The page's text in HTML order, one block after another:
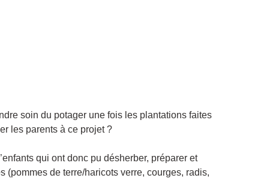
soin du potager une fois les plantations faites
les parents à ce projet ?
qui ont donc pu désherber, préparer et
(pommes de terre/haricots verre, courges, radis,